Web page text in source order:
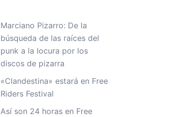
Marciano Pizarro: De la
búsqueda de las raíces del
punk a la locura por los
discos de pizarra
«Clandestina» estará en Free
Riders Festival
Así son 24 horas en Free